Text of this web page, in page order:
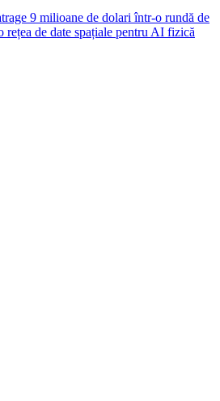
9 milioane de dolari într-o rundă de
rețea de date spațiale pentru AI fizică